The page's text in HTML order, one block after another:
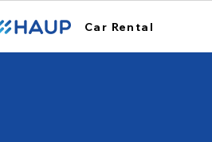
Car Rental